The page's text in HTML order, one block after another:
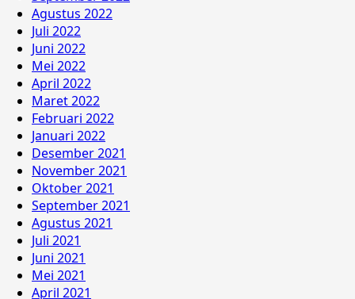
Agustus 2022
Juli 2022
Juni 2022
Mei 2022
April 2022
Maret 2022
Februari 2022
Januari 2022
Desember 2021
November 2021
Oktober 2021
September 2021
Agustus 2021
Juli 2021
Juni 2021
Mei 2021
April 2021